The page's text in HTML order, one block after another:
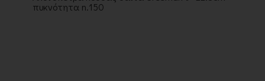
πυκνότητα n.150